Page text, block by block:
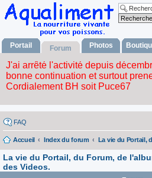
Portail Forum Photos
FAQ
Accueil Index du forum
La vie du Portail, du Forum, de
des Videos.